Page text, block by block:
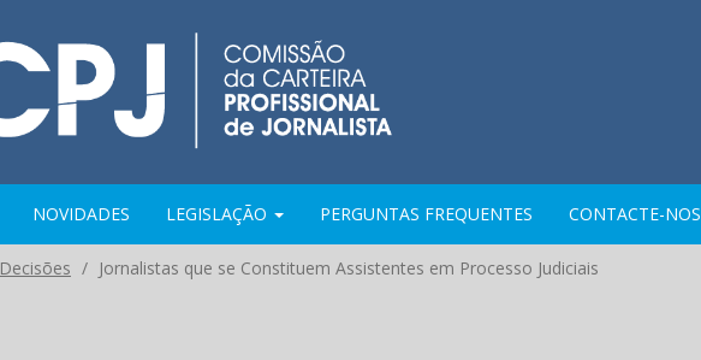
NOVIDADES LEGISLAÇÃO PERGUNTAS FREQUENTES CONTACTE-NOS
Decisões Jornalistas que se Constituem Assistentes em Processo Judiciais